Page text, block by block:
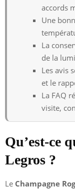
accords
Une
La
de la
Les avis
et le
La FAQ
visite,
Qu’est-ce
Legros ?
Le Champagne